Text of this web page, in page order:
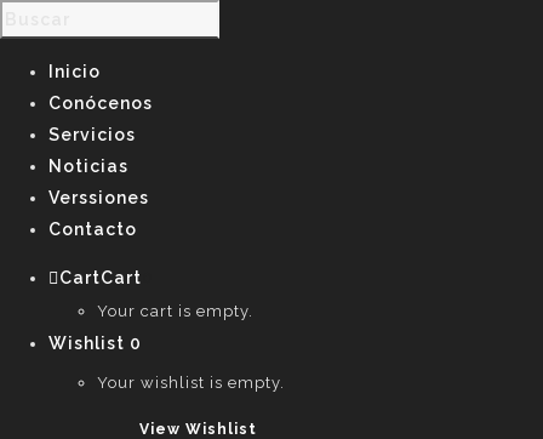
Inicio
Conócenos
Servicios
Noticias
Verssiones
Contacto
CartCart
Your cart is empty.
Wishlist 0
Your wishlist is empty.
View Wishlist